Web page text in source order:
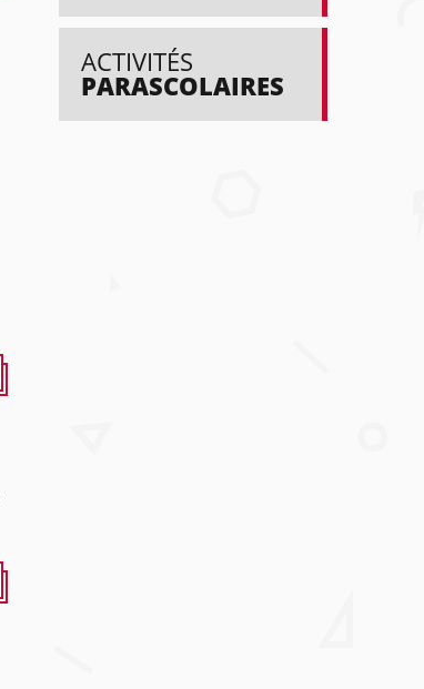
ACTIVITÉS
PARASCOLAIRES